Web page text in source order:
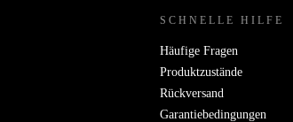
SCHNELLE HILFE
Häufige Fragen
Produktzustände
Rückversand
Garantiebedingungen